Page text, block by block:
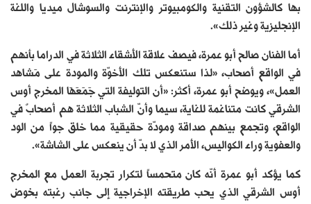
بها كالشؤون التقنية والكومبيوتر والإنترنت والسوشال ميديا واللغة
الإنجليزية وغير ذلك».
أما الفنان صالح أبو عمرة، فيصف علاقة الأشقاء الثلاثة في الدراما بأنهم
في الواقع أصحاب، «لذا ستنعكس تلك الأخوّة والمودة على مَشاهد
العمل»، ويوضح أبو عمرة، أكثر: «أن التوليفة التي جَمَعَهَا المخرج أوس
الشرقي كانت متناغمة للغاية، سيما وأنّ الشباب الثلاثة هم أصحابٌ في
الواقع، وتجمع بينهم صداقة ومودّة حقيقية مما خلق جواً من الود
والعفوية وراء الكواليس، الأمر الذي لا بدّ أن ينعكس على الشاشة».
كما يؤكد أبو عمرة أنّه كان متحمساً لتكرار تجربة العمل مع المخرج
أوس الشرقي الذي يحب طريقته الإخراجية إلى جانب رغبته بخوض